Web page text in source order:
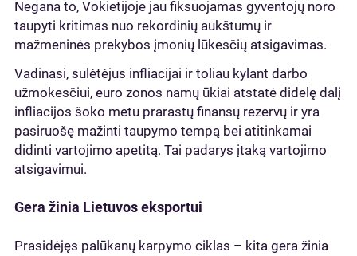
Negana to, Vokietijoje jau fiksuojamas gyventojų noro
taupyti kritimas nuo rekordinių aukštumų ir
mažmeninės prekybos įmonių lūkesčių atsigavimas.
Vadinasi, sulėtėjus infliacijai ir toliau kylant darbo
užmokesčiui, euro zonos namų ūkiai atstatė didelę dalį
infliacijos šoko metu prarastų finansų rezervų ir yra
pasiruošę mažinti taupymo tempą bei atitinkamai
didinti vartojimo apetitą. Tai padarys įtaką vartojimo
atsigavimui.
Gera žinia Lietuvos eksportui
Prasidėjęs palūkanų karpymo ciklas – kita gera žinia